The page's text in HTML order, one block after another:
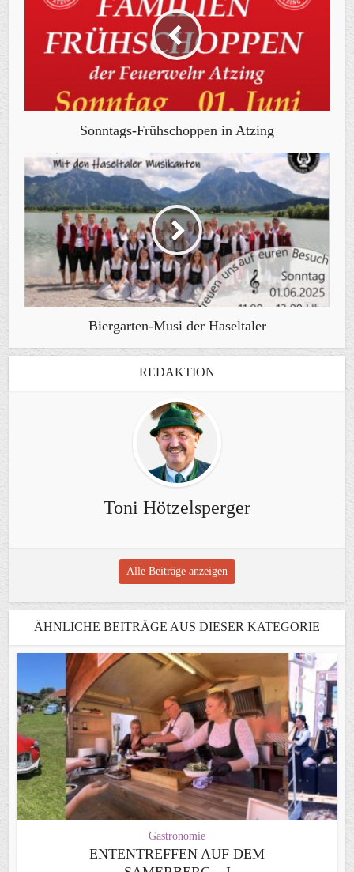
Sonntags-Frühschoppen in Atzing
Biergarten-Musi der Haseltaler
REDAKTION
Toni Hötzelsperger
Alle Beiträge anzeigen
ÄHNLICHE BEITRÄGE AUS DIESER KATEGORIE
Gastronomie
ENTENTREFFEN AUF DEM